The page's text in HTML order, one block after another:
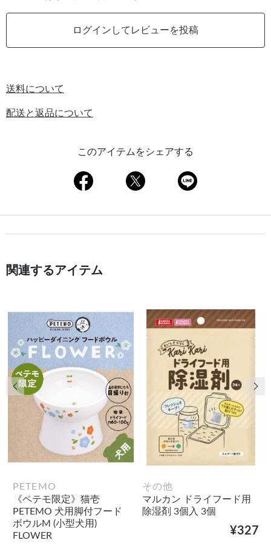
ログインしてレビューを投稿
送料について
配送と返品について
このアイテムをシェアする
関連するアイテム
PETEMO
《ペテモ限定》猫壱
PETEMO 犬用脚付フード
ボウルM (小型犬用)
FLOWER
その他
マルカン ドライフード用
除湿剤 3個入 3個
¥327
前の画像 次